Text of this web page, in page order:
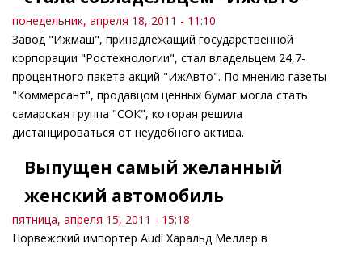
понедельник, апреля 18, 2011 - 11:10
Завод "Ижмаш", принадлежащий государственной
корпорации "Ростехнологии", стал владельцем 24,7-
процентного пакета акций "ИжАвто". По мнению газеты
"Коммерсант", продавцом ценных бумаг могла стать
самарская группа "СОК", которая решила
дистанцироваться от неудобного актива.
Выпущен самый желанный
женский автомобиль
пятница, апреля 15, 2011 - 15:18
Норвежский импортер Audi Харальд Меллер в